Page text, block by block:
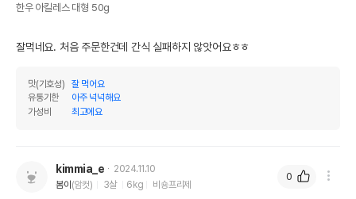
한우 아킬레스 대형 50g
잘먹네요. 처음 주문한건데 간식 실패하지 않앗어요ㅎㅎ
맛(기호성)
잘 먹어요
유통기한
아주 넉넉해요
가성비
최고에요
kimmia_e
2024.11.10
봄이(암컷) 3살 6kg 비숑프리제
0